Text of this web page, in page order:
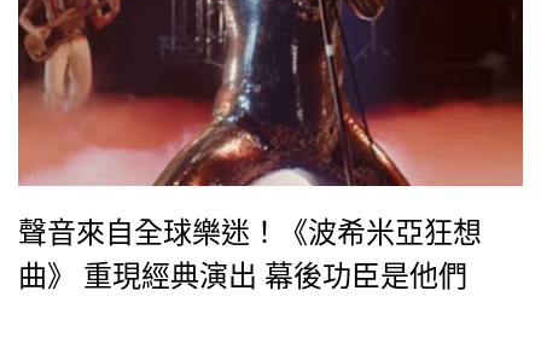
聲音來自全球樂迷！《波希米亞狂想
曲》 重現經典演出 幕後功臣是他們